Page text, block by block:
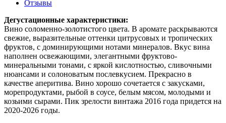
Отзывы
Дегустационные характеристики:
Вино соломенно-золотистого цвета. В аромате раскрываются
свежие, выразительные оттенки цитрусовых и тропических
фруктов, с доминирующими нотами минералов. Вкус вина
наполнен освежающими, элегантными фруктово-
минеральными тонами, с яркой кислотностью, сливочными
нюансами и солоноватым послевкусием. Прекрасно в
качестве аперитива. Вино хорошо сочетается с закусками,
морепродуктами, рыбой в соусе, белым мясом, молодыми и
козьими сырами. Пик зрелости винтажа 2016 года придется на
2020-2026 годы.